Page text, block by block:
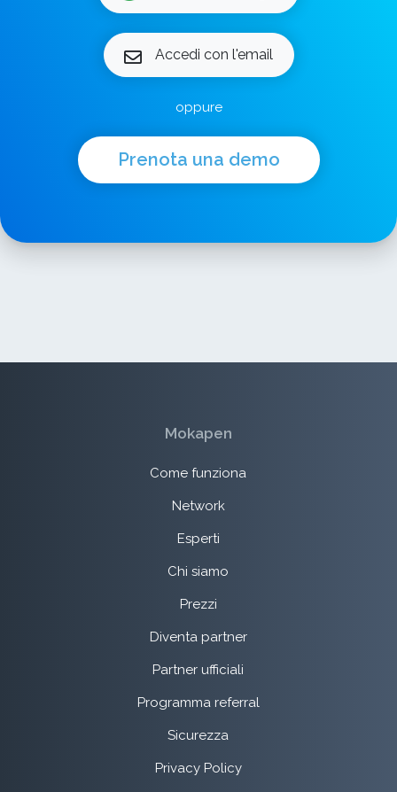
Accedi con l'email
oppure
Prenota una demo
Mokapen
Come funziona
Network
Esperti
Chi siamo
Prezzi
Diventa partner
Partner ufficiali
Programma referral
Sicurezza
Privacy Policy